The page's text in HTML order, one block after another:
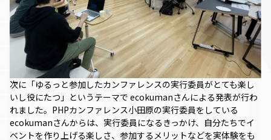
次に「ゆるっと参加したカンファレンスの実行委員がとても楽し
いし役にたつ」というテーマで ecokumanさんによる発表が行わ
れました。PHPカンファレンス小田原の実行委員をしている
ecokumanさんからは、実行委員になるきっかけ、自分たちでイ
ベントを作り上げる楽しさ、参加するメリットなどを実体験をも